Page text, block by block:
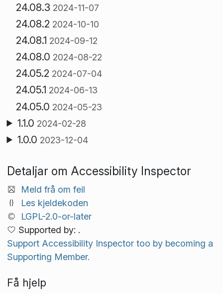
24.08.3 2024-11-07
24.08.2 2024-10-10
24.08.1 2024-09-12
24.08.0 2024-08-22
24.05.2 2024-07-04
24.05.1 2024-06-13
24.05.0 2024-05-23
1.1.0 2024-02-28
1.0.0 2023-12-04
Detaljar om Accessibility Inspector
Meld frå om feil
Les kjeldekoden
LGPL-2.0-or-later
Supported by: .
Support Accessibility Inspector too by becoming a
Supporting Member.
Få hjelp